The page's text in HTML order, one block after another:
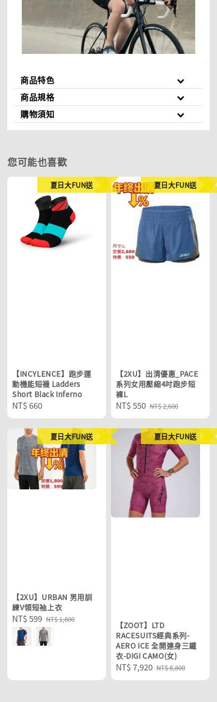
商品特色
商品規格
購物須知
您可能也喜歡
夏日大FUN送
【INCYLENCE】跑步運
動機能短襪 Ladders
Short Black Inferno
Regular
price
NT$ 660
夏日大FUN送
【2XU】出清優惠_PACE
系列女用壓縮4吋跑步短
褲L
Sale
price
NT$ 550 Regular
price
NT$ 2,600
夏日大FUN送
【2XU】URBAN 男用訓
練V領短袖上衣
Sale
price
NT$ 599 Regular
price
NT$ 1,800
夏日大FUN送
【ZOOT】LTD
RACESUITS經典系列-
AERO ICE 全開連身三鐵
衣-DIGI CAMO(女)
Sale
price
NT$ 7,920 Regular
price
NT$ 8,800